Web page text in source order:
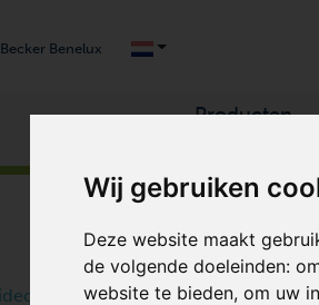
Wij gebruiken
Deze website maakt
de volgende doeleinden:
website te bieden, om uw
Becker Benelux
Producten